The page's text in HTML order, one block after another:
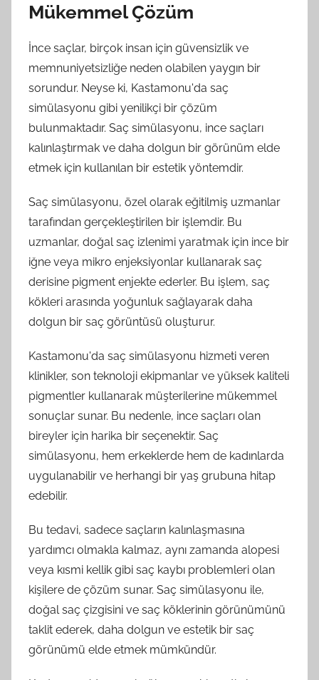
Mükemmel Çözüm
İnce saçlar, birçok insan için güvensizlik ve
memnuniyetsizliğe neden olabilen yaygın bir
sorundur. Neyse ki, Kastamonu'da saç
simülasyonu gibi yenilikçi bir çözüm
bulunmaktadır. Saç simülasyonu, ince saçları
kalınlaştırmak ve daha dolgun bir görünüm elde
etmek için kullanılan bir estetik yöntemdir.
Saç simülasyonu, özel olarak eğitilmiş uzmanlar
tarafından gerçekleştirilen bir işlemdir. Bu
uzmanlar, doğal saç izlenimi yaratmak için ince bir
iğne veya mikro enjeksiyonlar kullanarak saç
derisine pigment enjekte ederler. Bu işlem, saç
kökleri arasında yoğunluk sağlayarak daha
dolgun bir saç görüntüsü oluşturur.
Kastamonu'da saç simülasyonu hizmeti veren
klinikler, son teknoloji ekipmanlar ve yüksek kaliteli
pigmentler kullanarak müşterilerine mükemmel
sonuçlar sunar. Bu nedenle, ince saçları olan
bireyler için harika bir seçenektir. Saç
simülasyonu, hem erkeklerde hem de kadınlarda
uygulanabilir ve herhangi bir yaş grubuna hitap
edebilir.
Bu tedavi, sadece saçların kalınlaşmasına
yardımcı olmakla kalmaz, aynı zamanda alopesi
veya kısmi kellik gibi saç kaybı problemleri olan
kişilere de çözüm sunar. Saç simülasyonu ile,
doğal saç çizgisini ve saç köklerinin görünümünü
taklit ederek, daha dolgun ve estetik bir saç
görünümü elde etmek mümkündür.